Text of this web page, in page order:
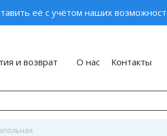
её с учётом наших
и возврат О нас Контакты